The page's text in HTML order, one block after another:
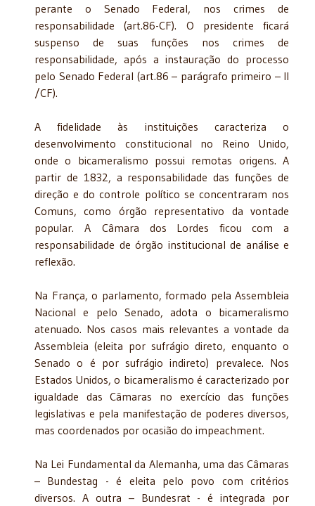
perante o Senado Federal, nos crimes de
responsabilidade (art.86-CF). O presidente ficará
suspenso de suas funções nos crimes de
responsabilidade, após a instauração do processo
pelo Senado Federal (art.86 – parágrafo primeiro – II
/CF).
A fidelidade às instituições caracteriza o
desenvolvimento constitucional no Reino Unido,
onde o bicameralismo possui remotas origens. A
partir de 1832, a responsabilidade das funções de
direção e do controle político se concentraram nos
Comuns, como órgão representativo da vontade
popular. A Câmara dos Lordes ficou com a
responsabilidade de órgão institucional de análise e
reflexão.
Na França, o parlamento, formado pela Assembleia
Nacional e pelo Senado, adota o bicameralismo
atenuado. Nos casos mais relevantes a vontade da
Assembleia (eleita por sufrágio direto, enquanto o
Senado o é por sufrágio indireto) prevalece. Nos
Estados Unidos, o bicameralismo é caracterizado por
igualdade das Câmaras no exercício das funções
legislativas e pela manifestação de poderes diversos,
mas coordenados por ocasião do impeachment.
Na Lei Fundamental da Alemanha, uma das Câmaras
– Bundestag - é eleita pelo povo com critérios
diversos. A outra – Bundesrat - é integrada por